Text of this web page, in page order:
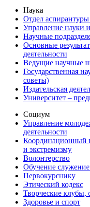
Наука
Отдел
Управление науки
Научные
Основные
деятельности
Ведущие научные
Государственная
советы)
Издательская
Университет –
Социум
Управление
деятельности
Координационный
и экстремизму
Волонтерство
Обучение
Первокурснику
Этический кодекс
Творческие клубы,
Здоровье и спорт